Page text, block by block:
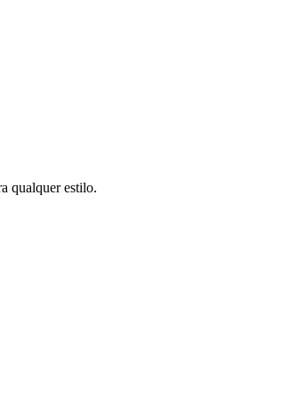
qualquer estilo.